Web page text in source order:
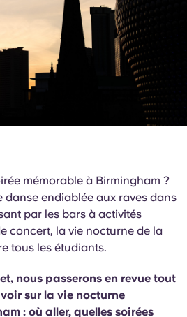
English (US)
Chinese
Español
Deutsch
Italian
French
maintenant
mémorable à Birmingham ?
danse endiablée aux raves dans
par les bars à activités
concert, la vie nocturne de la
tous les étudiants.
nous passerons en revue tout
sur la vie nocturne
: où aller, quelles soirées